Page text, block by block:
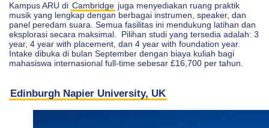
Kampus ARU di Cambridge juga menyediakan ruang praktik
musik yang lengkap dengan berbagai instrumen, speaker, dan
panel peredam suara. Semua fasilitas ini mendukung latihan dan
eksplorasi secara maksimal. Pilihan studi yang tersedia adalah: 3
year, 4 year with placement, dan 4 year with foundation year.
Intake dibuka di bulan September dengan biaya kuliah bagi
mahasiswa internasional full-time sebesar £16,700 per tahun.
Edinburgh Napier University, UK